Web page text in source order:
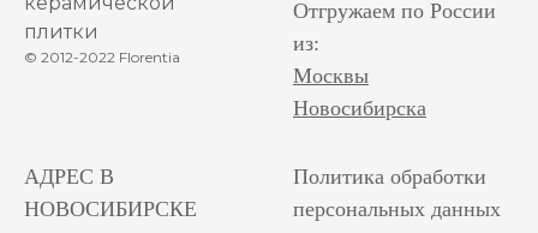
плитки
© 2012-2022 Florentia
Отгружаем по России
из:
Москвы
Новосибирска
АДРЕС В
НОВОСИБИРСКЕ
Политика обработки
персональных данных